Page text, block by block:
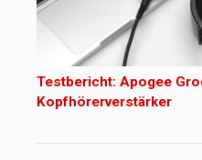
Testbericht: Apogee
Kopfhörerverstärker